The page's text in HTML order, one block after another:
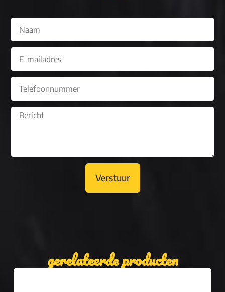
Verstuur
gerelateerde producten